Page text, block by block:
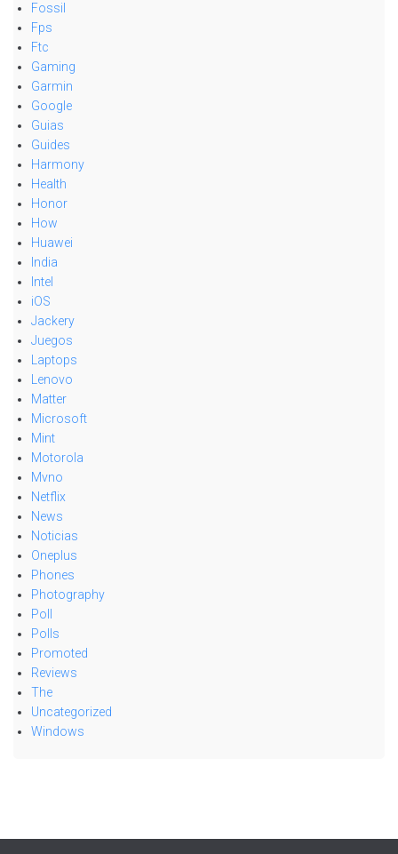
Fossil
Fps
Ftc
Gaming
Garmin
Google
Guias
Guides
Harmony
Health
Honor
How
Huawei
India
Intel
iOS
Jackery
Juegos
Laptops
Lenovo
Matter
Microsoft
Mint
Motorola
Mvno
Netflix
News
Noticias
Oneplus
Phones
Photography
Poll
Polls
Promoted
Reviews
The
Uncategorized
Windows